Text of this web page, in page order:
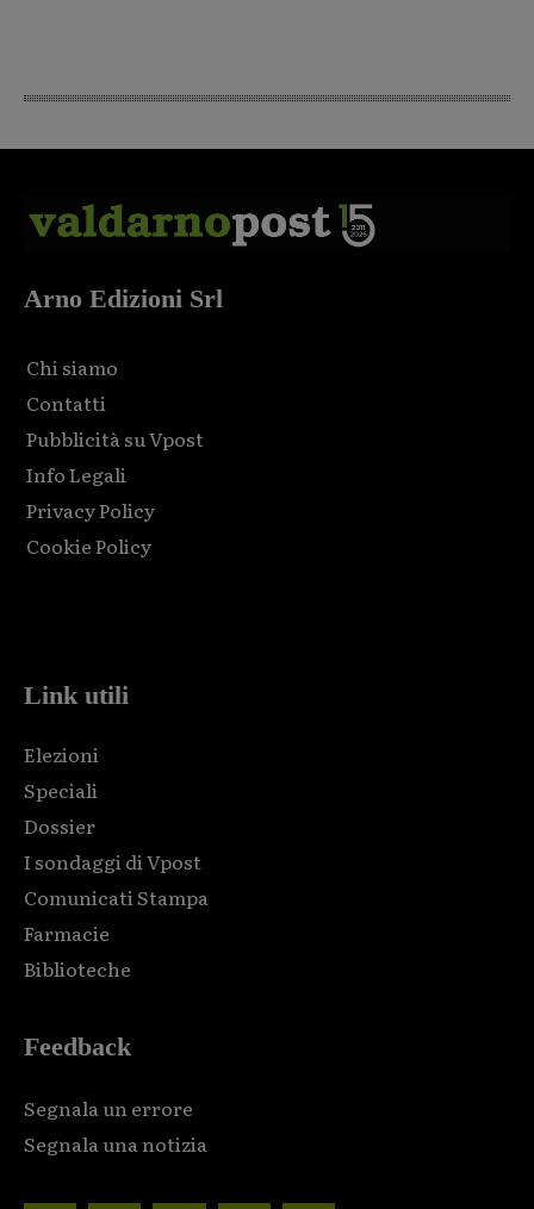
Arno Edizioni Srl
Chi siamo
Contatti
Pubblicità su Vpost
Info Legali
Privacy Policy
Cookie Policy
Link utili
Elezioni
Speciali
Dossier
I sondaggi di Vpost
Comunicati Stampa
Farmacie
Biblioteche
Feedback
Segnala un errore
Segnala una notizia